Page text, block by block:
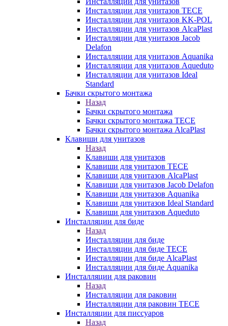
Инсталляции для унитазов TECE
Инсталляции для унитазов KK-POL
Инсталляции для унитазов AlcaPlast
Инсталляции для унитазов Jacob
Delafon
Инсталляции для унитазов Aquanika
Инсталляции для унитазов Aqueduto
Инсталляции для унитазов Ideal
Standard
Бачки скрытого монтажа
Назад
Бачки скрытого монтажа
Бачки скрытого монтажа TECE
Бачки скрытого монтажа AlcaPlast
Клавиши для унитазов
Назад
Клавиши для унитазов
Клавиши для унитазов TECE
Клавиши для унитазов AlcaPlast
Клавиши для унитазов Jacob Delafon
Клавиши для унитазов Aquanika
Клавиши для унитазов Ideal Standard
Клавиши для унитазов Aqueduto
Инсталляции для биде
Назад
Инсталляции для биде
Инсталляции для биде TECE
Инсталляции для биде AlcaPlast
Инсталляции для биде Aquanika
Инсталляции для раковин
Назад
Инсталляции для раковин
Инсталляции для раковин TECE
Инсталляции для писсуаров
Назад